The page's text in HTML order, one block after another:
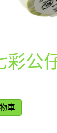
彩公
車